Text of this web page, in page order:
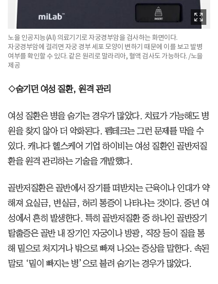
노을 인공지능(AI) 의료기기로 자궁경부암을 검사하는 화면이다.
자궁경부암에 걸리면 자궁 경부 세포 모양이 변하기 때문에 이를 보고 발병
여부를 확인할 수 있다. 같은 원리로 말라리아, 혈액 검사도 가능하다. /노을
제공
◇숨기던 여성 질환, 원격 관리
여성 질환은 병을 숨기는 경우가 많았다. 치료가 가능해도 병
원을 찾지 않아 더 악화된다. 펨테크는 그런 문제를 막을 수
있다. 캐나다 헬스케어 기업 하이비는 여성 질환인 골반저질
환을 원격 관리하는 기술을 개발했다.
골반저질환은 골반에서 장기를 떠받치는 근육이나 인대가 약
해져 요실금, 변실금, 허리 통증이 나타나는 것이다. 중년 여
성에서 흔히 발생한다. 특히 골반저질환 중 하나인 골반장기
탈출증은 골반 내 장기인 자궁이나 방광, 직장 등이 질을 통
해 밑으로 처지거나 밖으로 빠져 나오는 증상을 말한다. 속된
말로 ‘밑이 빠지는 병’으로 불려 숨기는 경우가 많았다.